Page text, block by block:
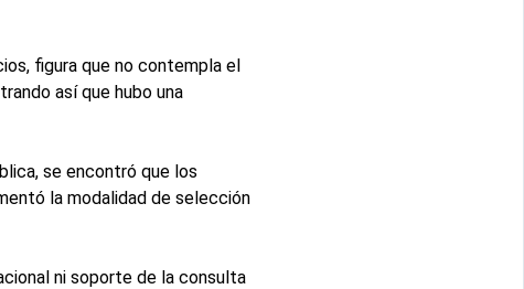
figura que no contempla el
así que hubo una
se encontró que los
la modalidad de selección
ni soporte de la consulta